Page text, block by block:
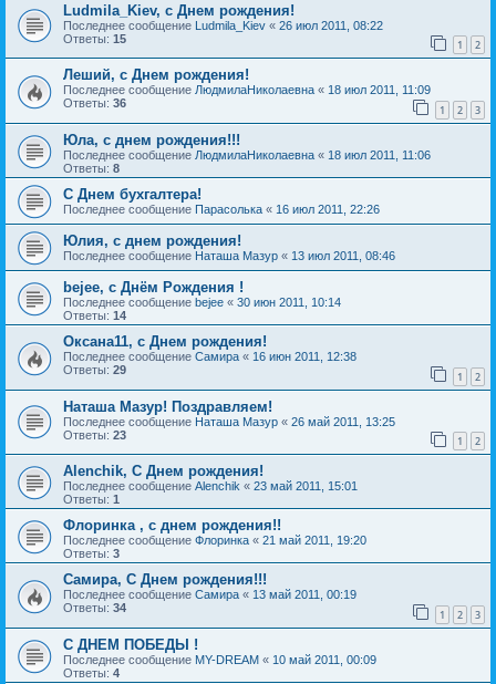
Ludmila_Kiev, с Днем рождения!
Последнее сообщение Ludmila_Kiev « 26 июл 2011, 08:22
Ответы: 15 1 2
Леший, с Днем рождения!
Последнее сообщение ЛюдмилаНиколаевна « 18 июл 2011, 11:09
Ответы: 36 1 2 3
Юла, с днем рождения!!!
Последнее сообщение ЛюдмилаНиколаевна « 18 июл 2011, 11:06
Ответы: 8
С Днем бухгалтера!
Последнее сообщение Парасолька « 16 июл 2011, 22:26
Юлия, с днем рождения!
Последнее сообщение Наташа Мазур « 13 июл 2011, 08:46
bejee, с Днём Рождения !
Последнее сообщение bejee « 30 июн 2011, 10:14
Ответы: 14
Оксана11, с Днем рождения!
Последнее сообщение Самира « 16 июн 2011, 12:38
Ответы: 29 1 2
Наташа Мазур! Поздравляем!
Последнее сообщение Наташа Мазур « 26 май 2011, 13:25
Ответы: 23 1 2
Alenchik, С Днем рождения!
Последнее сообщение Alenchik « 23 май 2011, 15:01
Ответы: 1
Флоринка , с днем рождения!!
Последнее сообщение Флоринка « 21 май 2011, 19:20
Ответы: 3
Самира, С Днем рождения!!!
Последнее сообщение Самира « 13 май 2011, 00:19
Ответы: 34 1 2 3
С ДНЕМ ПОБЕДЫ !
Последнее сообщение MY-DREAM « 10 май 2011, 00:09
Ответы: 4